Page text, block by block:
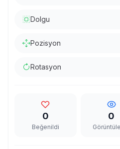
Dolgu
Pozisyon
Rotasyon
0
Beğenildi
0